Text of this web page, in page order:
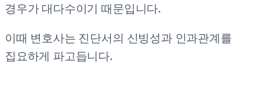
경우가 대다수이기 때문입니다.
이때 변호사는 진단서의 신빙성과 인과관계를
집요하게 파고듭니다.